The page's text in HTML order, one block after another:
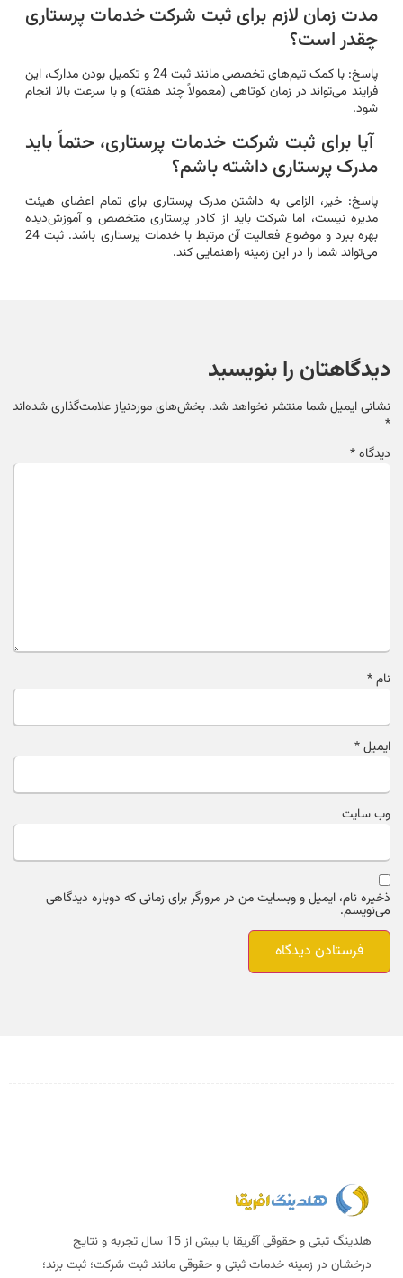
مدت زمان لازم برای ثبت شرکت خدمات پرستاری
چقدر است؟
پاسخ: با کمک تیم‌های تخصصی مانند ثبت 24 و تکمیل بودن مدارک، این
فرایند می‌تواند در زمان کوتاهی (معمولاً چند هفته) و با سرعت بالا انجام
شود.
آیا برای ثبت شرکت خدمات پرستاری، حتماً باید
مدرک پرستاری داشته باشم؟
پاسخ: خیر، الزامی به داشتن مدرک پرستاری برای تمام اعضای هیئت
مدیره نیست، اما شرکت باید از کادر پرستاری متخصص و آموزش‌دیده
بهره ببرد و موضوع فعالیت آن مرتبط با خدمات پرستاری باشد. ثبت 24
می‌تواند شما را در این زمینه راهنمایی کند.
دیدگاهتان را بنویسید
نشانی ایمیل شما منتشر نخواهد شد. بخش‌های موردنیاز علامت‌گذاری شده‌اند
*
دیدگاه*
نام*
ایمیل*
وب‌ سایت
ذخیره نام، ایمیل و وبسایت من در مرورگر برای زمانی که دوباره دیدگاهی
می‌نویسم.
هلدینگ ثبتی و حقوقی آفریقا با بیش از 15 سال تجربه و نتایج
درخشان در زمینه خدمات ثبتی و حقوقی مانند ثبت شرکت؛ ثبت برند؛